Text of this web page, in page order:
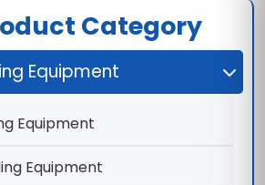
Category
Equipment
Equipment
Equipment